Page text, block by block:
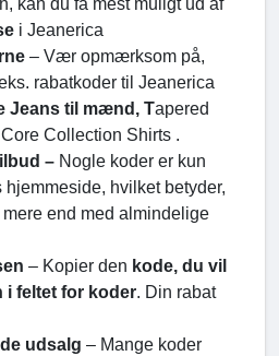
kan du få mest muligt ud af
i Jeanerica
– Vær opmærksom på,
rabatkoder til Jeanerica
Jeans til mænd, Tapered
Core Collection Shirts .
– Nogle koder er kun
hjemmeside, hvilket betyder,
end med almindelige
– Kopier den kode, du vil
i feltet for koder. Din rabat
udsalg – Mange koder